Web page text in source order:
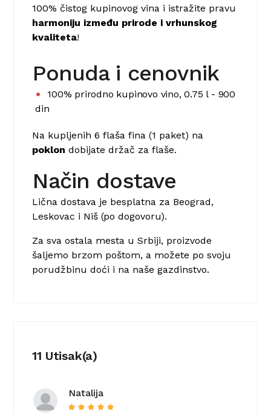
100% čistog kupinovog vina i istražite pravu
harmoniju između prirode i vrhunskog
kvaliteta!
Ponuda i cenovnik
100% prirodno kupinovo vino, 0.75 l - 900
din
Na kupljenih 6 flaša fina (1 paket) na
poklon dobijate držač za flaše.
Način dostave
Lična dostava je besplatna za Beograd,
Leskovac i Niš (po dogovoru).
Za sva ostala mesta u Srbiji, proizvode
šaljemo brzom poštom, a možete po svoju
porudžbinu doći i na naše gazdinstvo.
11 Utisak(a)
Natalija